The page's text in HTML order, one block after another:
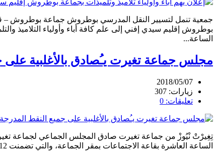
جمعية تنمل لتسيير النقل المدرسي بوطروش جماعة بوطروش –
الساعة...
مجلس جماعة تغيرت يـُصادق بالأغلبية
2018/05/07
زيارات: 307
تعليقات: 0
الساعة العاشرة بقاعة الاجتماعات بمقر الجماعة، والتي تضمنت 12 نقطة سبعة منها تتعلق برفع ملتمسات إلى عدد من الوزارات والمؤسسات العمومية جدول الأعمال الذي تمت المصادقة عليه بالأغلبية رفع...